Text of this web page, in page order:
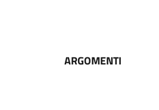
ARGOMENTI